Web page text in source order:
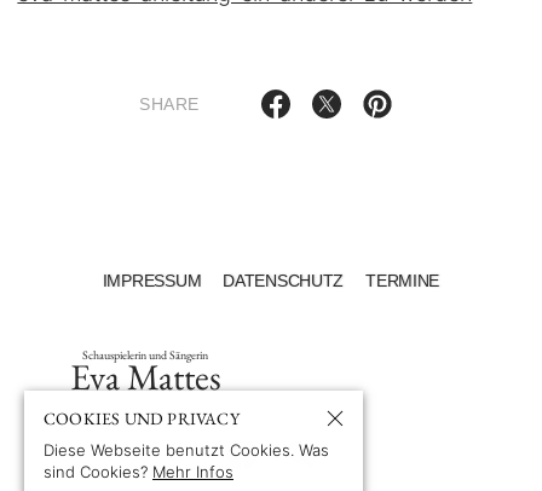
SHARE
IMPRESSUM DATENSCHUTZ TERMINE
Schauspielerin und Sängerin
Eva Mattes
COOKIES UND PRIVACY
Diese Webseite benutzt Cookies. Was
sind Cookies? Mehr Infos